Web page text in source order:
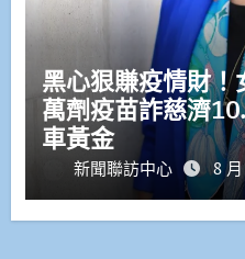
黑心狠賺疫情財
萬劑疫苗詐慈濟
車黃金
新聞聯訪中心 8